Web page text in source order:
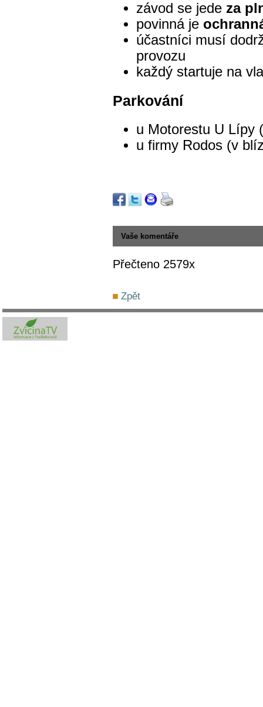
závod se jede za
povinná je
účastníci musí
provozu
každý startuje na
Parkování
u Motorestu U Lípy
u firmy Rodos (v
Vaše komentáře
Přečteno 2579x
Zpět